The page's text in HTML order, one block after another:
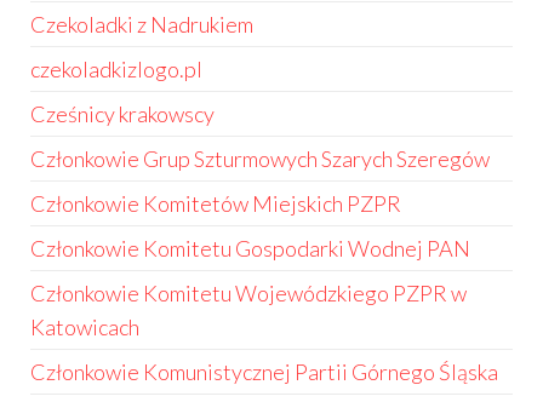
Czekoladki z Nadrukiem
czekoladkizlogo.pl
Cześnicy krakowscy
Członkowie Grup Szturmowych Szarych Szeregów
Członkowie Komitetów Miejskich PZPR
Członkowie Komitetu Gospodarki Wodnej PAN
Członkowie Komitetu Wojewódzkiego PZPR w
Katowicach
Członkowie Komunistycznej Partii Górnego Śląska